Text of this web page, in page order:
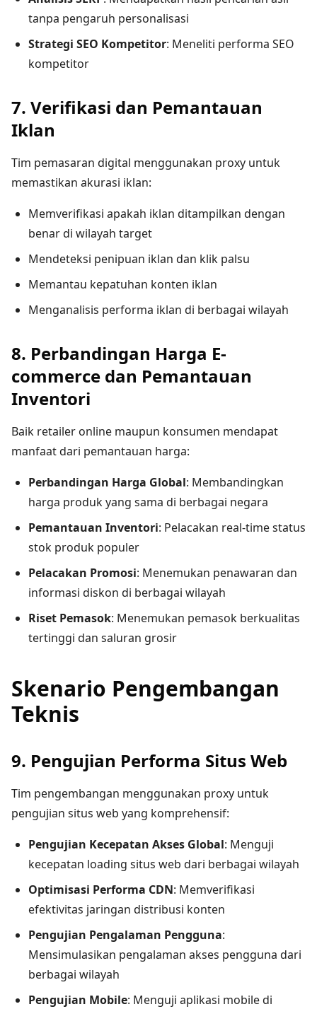
tanpa pengaruh personalisasi
Strategi SEO Kompetitor: Meneliti performa SEO
kompetitor
7. Verifikasi dan Pemantauan
Iklan
Tim pemasaran digital menggunakan proxy untuk
memastikan akurasi iklan:
Memverifikasi apakah iklan ditampilkan dengan
benar di wilayah target
Mendeteksi penipuan iklan dan klik palsu
Memantau kepatuhan konten iklan
Menganalisis performa iklan di berbagai wilayah
8. Perbandingan Harga E-
commerce dan Pemantauan
Inventori
Baik retailer online maupun konsumen mendapat
manfaat dari pemantauan harga:
Perbandingan Harga Global: Membandingkan
harga produk yang sama di berbagai negara
Pemantauan Inventori: Pelacakan real-time status
stok produk populer
Pelacakan Promosi: Menemukan penawaran dan
informasi diskon di berbagai wilayah
Riset Pemasok: Menemukan pemasok berkualitas
tertinggi dan saluran grosir
Skenario Pengembangan
Teknis
9. Pengujian Performa Situs Web
Tim pengembangan menggunakan proxy untuk
pengujian situs web yang komprehensif:
Pengujian Kecepatan Akses Global: Menguji
kecepatan loading situs web dari berbagai wilayah
Optimisasi Performa CDN: Memverifikasi
efektivitas jaringan distribusi konten
Pengujian Pengalaman Pengguna:
Mensimulasikan pengalaman akses pengguna dari
berbagai wilayah
Pengujian Mobile: Menguji aplikasi mobile di